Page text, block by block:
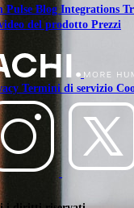
Pulse Blog Integrations
del prodotto Prezzi
Termini di servizio